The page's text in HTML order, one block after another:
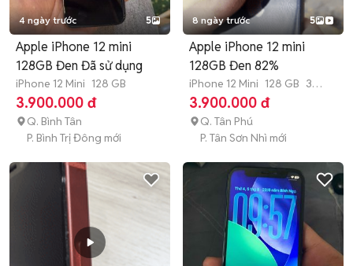
4 ngày trước 5
Apple iPhone 12 mini
128GB Đen Đã sử dụng
iPhone 12 Mini 128 GB
3.900.000 đ
Q. Bình Tân
P. Bình Trị Đông mới
8 ngày trước 5
Apple iPhone 12 mini
128GB Đen 82%
iPhone 12 Mini 128 GB 3
tháng
3.900.000 đ
Q. Tân Phú
P. Tân Sơn Nhì mới